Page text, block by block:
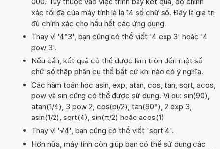
xác tối đa của máy tính là là 14 số chữ số. Đây là giá trị
đủ chính xác cho hầu hết các ứng dụng.
Thay vì '4^3', bạn cũng có thể viết '4 exp 3' hoặc '4
pow 3'.
Nếu cần, kết quả có thể được làm tròn đến một số
chữ số thập phân cụ thể bất cứ khi nào có ý nghĩa.
Các hàm toán học asin, exp, atan, cos, tan, sqrt, acos,
pow và sin cũng có thể được sử dụng. Ví dụ: sin(90),
atan(1/4), 3 pow 2, cos(pi/2), tan(90°), 2 exp 3,
asin(1/2), sqrt(4), sin(π/2) hoặc acos(1)
Thay vì '√4', bạn cũng có thể viết 'sqrt 4'.
Hơn nữa, máy tính còn giúp bạn có thể sử dụng các